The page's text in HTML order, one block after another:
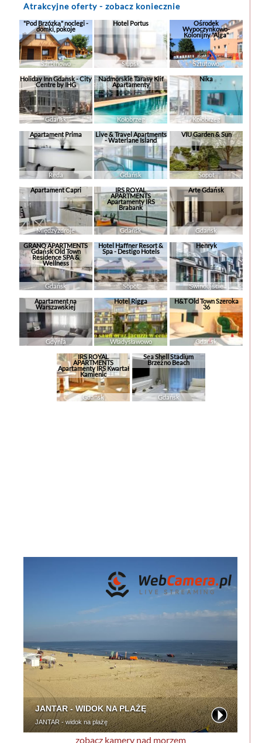
Atrakcyjne oferty - zobacz koniecznie
"Pod Brzózką" noclegi -
domki, pokoje
Sarbinowo
Hotel Portus
Słupsk
Ośrodek
Wypoczynkowo-
Kolonijny "Alga"
Sztutowo
Holiday Inn Gdansk - City
Centre by IHG
Gdańsk
Nadmorskie Tarasy Klif
Apartamenty
Kołobrzeg
Nika
Kołobrzeg
Apartament Prima
Reda
Live & Travel Apartments
- Waterlane Island
Gdańsk
VIU Garden & Sun
Sopot
Apartament Capri
Międzyzdroje
IRS ROYAL
APARTMENTS
Apartamenty IRS
Brabank
Gdańsk
Arte Gdańsk
Gdańsk
GRANO APARTMENTS
Gdańsk Old Town
Residence SPA &
Wellness
Gdańsk
Hotel Haffner Resort &
Spa - Destigo Hotels
Sopot
Henryk
Świnoujście
Apartament na
Warszawskiej
Gdynia
Hotel Rigga
Władysławowo
H&T Old Town Szeroka
36
Gdańsk
IRS ROYAL
APARTMENTS
Apartamenty IRS Kwartał
Kamienic
Gdańsk
Sea Shell Stadium
Brzeźno Beach
Gdańsk
zobacz kamery nad morzem